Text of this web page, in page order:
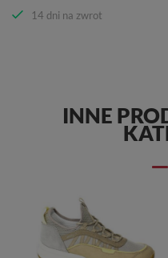
14 dni na zwrot
INNE